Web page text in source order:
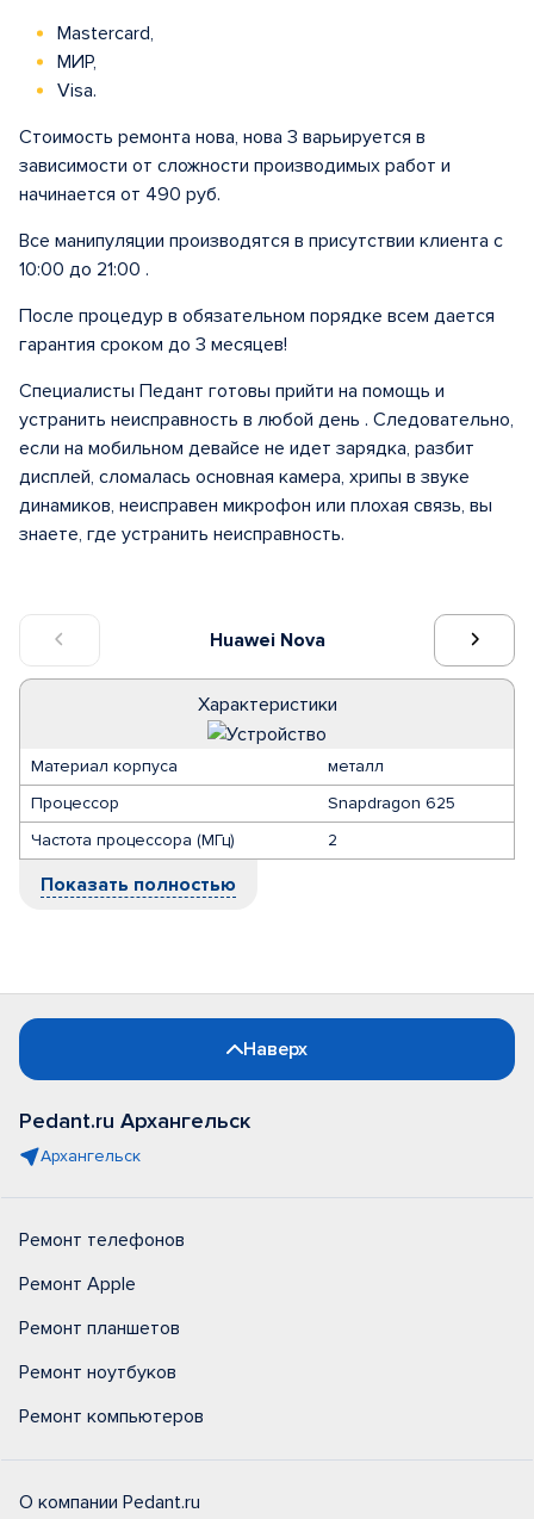
Huawei Nova
Характеристики
Материал корпуса
металл
Процессор
Snapdragon 625
Частота процессора (МГц)
2
Показать полностью
Mastercard,
МИР,
Visa.
Стоимость ремонта нова, нова 3 варьируется в
зависимости от сложности производимых работ и
начинается от 490 руб.
Все манипуляции производятся в присутствии клиента с
10:00 до 21:00 .
После процедур в обязательном порядке всем дается
гарантия сроком до 3 месяцев!
Специалисты Педант готовы прийти на помощь и
устранить неисправность в любой день . Следовательно,
если на мобильном девайсе не идет зарядка, разбит
дисплей, сломалась основная камера, хрипы в звуке
динамиков, неисправен микрофон или плохая связь, вы
знаете, где устранить неисправность.
Наверх
Pedant.ru Архангельск
Архангельск
Ремонт телефонов
Ремонт Apple
Ремонт планшетов
Ремонт ноутбуков
Ремонт компьютеров
О компании Pedant.ru